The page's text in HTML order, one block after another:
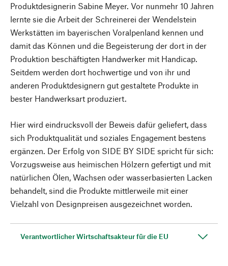
Produktdesignerin Sabine Meyer. Vor nunmehr 10 Jahren
lernte sie die Arbeit der Schreinerei der Wendelstein
Werkstätten im bayerischen Voralpenland kennen und
damit das Können und die Begeisterung der dort in der
Produktion beschäftigten Handwerker mit Handicap.
Seitdem werden dort hochwertige und von ihr und
anderen Produktdesignern gut gestaltete Produkte in
bester Handwerksart produziert.
Hier wird eindrucksvoll der Beweis dafür geliefert, dass
sich Produktqualität und soziales Engagement bestens
ergänzen. Der Erfolg von SIDE BY SIDE spricht für sich:
Vorzugsweise aus heimischen Hölzern gefertigt und mit
natürlichen Ölen, Wachsen oder wasserbasierten Lacken
behandelt, sind die Produkte mittlerweile mit einer
Vielzahl von Designpreisen ausgezeichnet worden.
Verantwortlicher Wirtschaftsakteur für die EU